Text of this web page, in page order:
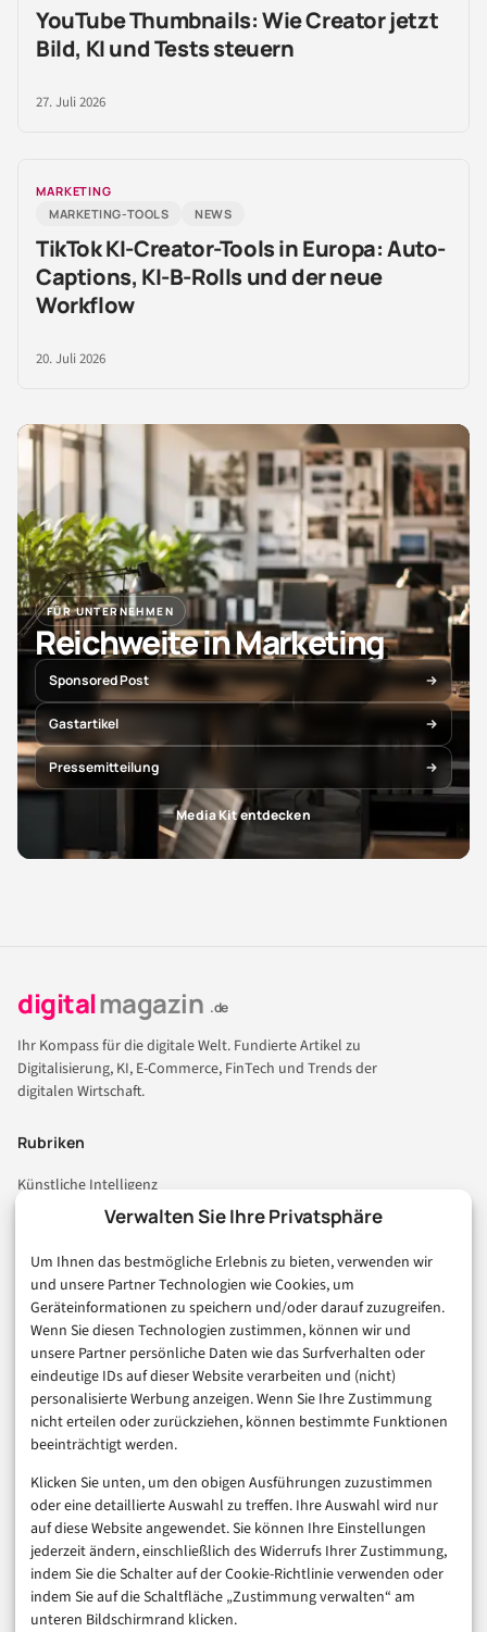
Verwalten Sie Ihre Privatsphäre
Um Ihnen das bestmögliche Erlebnis zu bieten, verwenden wir
und unsere Partner Technologien wie Cookies, um
Geräteinformationen zu speichern und/oder darauf zuzugreifen.
Wenn Sie diesen Technologien zustimmen, können wir und
unsere Partner persönliche Daten wie das Surfverhalten oder
eindeutige IDs auf dieser Website verarbeiten und (nicht)
personalisierte Werbung anzeigen. Wenn Sie Ihre Zustimmung
nicht erteilen oder zurückziehen, können bestimmte Funktionen
beeinträchtigt werden.
Klicken Sie unten, um den obigen Ausführungen zuzustimmen
oder eine detaillierte Auswahl zu treffen. Ihre Auswahl wird nur
auf diese Website angewendet. Sie können Ihre Einstellungen
jederzeit ändern, einschließlich des Widerrufs Ihrer Zustimmung,
indem Sie die Schalter auf der Cookie-Richtlinie verwenden oder
indem Sie auf die Schaltfläche „Zustimmung verwalten“ am
unteren Bildschirmrand klicken.
YouTube Thumbnails: Wie Creator jetzt
Bild, KI und Tests steuern
27. Juli 2026
MARKETING
MARKETING-TOOLS
NEWS
TikTok KI-Creator-Tools in Europa: Auto-
Captions, KI-B-Rolls und der neue
Workflow
20. Juli 2026
FÜR UNTERNEHMEN
Reichweite in Marketing
Sponsored Post
Gastartikel
Pressemitteilung
Media Kit entdecken
digitalmagazin .de
Ihr Kompass für die digitale Welt. Fundierte Artikel zu
Digitalisierung, KI, E-Commerce, FinTech und Trends der
digitalen Wirtschaft.
Rubriken
Künstliche Intelligenz
Technologie & IT
Consumer & Digital Life
Marketing
Finanzen & FinTech
Business & Karriere
Sicherheit & Recht
Digitalisierung
Marketing
Magazin
Unsere Redaktion
Werbeformate & Media Kit
Rechtliches